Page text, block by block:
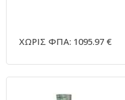
ΧΩΡΙΣ ΦΠΑ: 1095.97 €